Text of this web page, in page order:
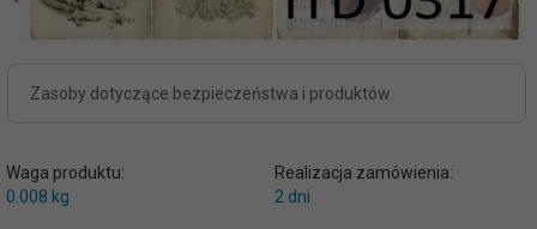
Zasoby dotyczące bezpieczeństwa i produktów
Waga produktu:
0.008 kg
Realizacja zamówienia:
2 dni